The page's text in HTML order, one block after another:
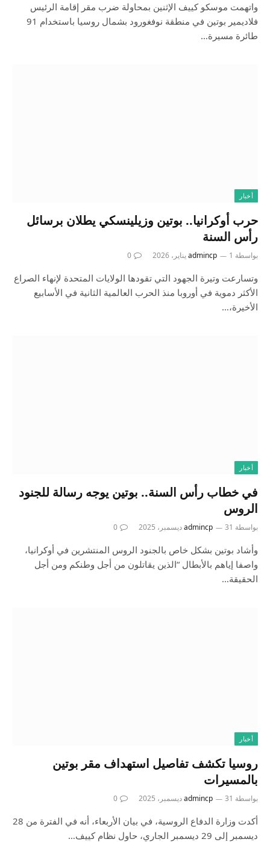
واتهمت موسكو كييف الإثنين بمحاولة ضرب ⁠مقر إقامة الرئيس
فلاديمير بوتين في منطقة نوفغورود بشمال روسيا باستخدام 91
‌طائرة مسيرة…
أخبار
حرب أوكرانيا.. بوتين وزيلينسكي يطلان برسائل
رأس السنة
بواسطة admincp 1 يناير، 2026 0
وتسارعت وتيرة الجهود التي تقودها الولايات المتحدة لإنهاء الصراع
الأكثر دموية في أوروبا منذ الحرب العالمية الثانية في الأسابيع
الأخيرة،…
أخبار
في خطاب رأس السنة.. بوتين يوجه رسالة للجنود
الروس
بواسطة admincp 31 ديسمبر، 2025 0
وأشاد بوتين بشكل خاص بالجنود الروس المنتشرين في أوكرانيا،
واصفا إياهم بالأبطال “الذين يقاتلون من أجل وطنكم ومن أجل
الحقيقة…
أخبار
روسيا تكشف تفاصيل استهداف مقر بوتين
بالمسيرات
بواسطة admincp 31 ديسمبر، 2025 0
أكدت وزارة الدفاع الروسية، في بيان الأربعاء، أنه في الفترة من 28
ديسمبر إلى 29 ديسمبر الجاري، حاول نظام كييف…